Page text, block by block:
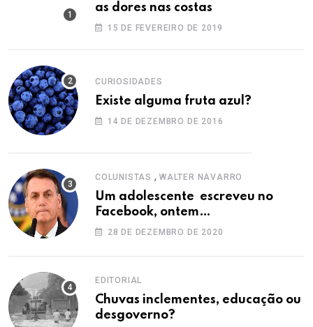
as dores nas costas
15 DE FEVEREIRO DE 2019
CURIOSIDADES
Existe alguma fruta azul?
14 DE DEZEMBRO DE 2016
COLUNISTAS , WALTER NAVARRO
Um adolescente escreveu no
Facebook, ontem…
28 DE DEZEMBRO DE 2020
EDITORIAL
Chuvas inclementes, educação ou
desgoverno?